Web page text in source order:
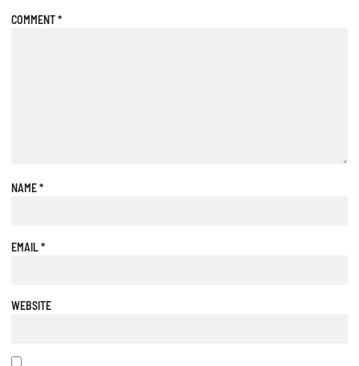
COMMENT*
NAME*
EMAIL*
WEBSITE